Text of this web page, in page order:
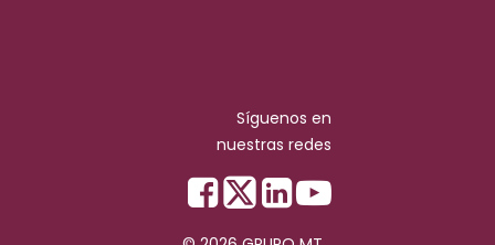
Síguenos en
nuestras redes